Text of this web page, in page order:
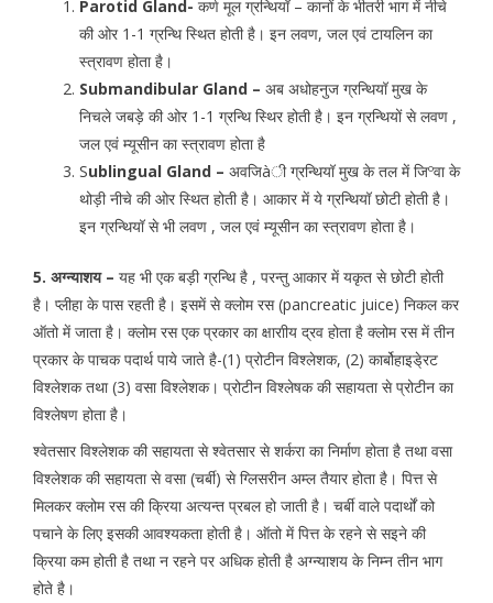
Parotid Gland- कर्ण मूल ग्रन्थियॉ – कानों के भीतरी भाग में नीचे
की ओर 1-1 ग्रन्थि स्थित होती है। इन लवण, जल एवं टायलिन का
स्त्रावण होता है।
Submandibular Gland – अब अधोहनुज ग्रन्थियॉ मुख के
निचले जबड़े की ओर 1-1 ग्रन्थि स्थिर होती है। इन ग्रन्थियों से लवण ,
जल एवं म्यूसीन का स्त्रावण होता है
Sublingual Gland – अवजिàी ग्रन्थियॉ मुख के तल में जिºवा के
थोड़ी नीचे की ओर स्थित होती है। आकार में ये ग्रन्थियॉ छोटी होती है।
इन ग्रन्थियॉ से भी लवण , जल एवं म्यूसीन का स्त्रावण होता है।
5. अग्न्याशय – यह भी एक बड़ी ग्रन्थि है , परन्तु आकार में यकृत से छोटी होती
है। प्लीहा के पास रहती है। इसमें से क्लोम रस (pancreatic juice) निकल कर
ऑतो में जाता है। क्लोम रस एक प्रकार का क्षाराीय द्रव होता है क्लोम रस में तीन
प्रकार के पाचक पदार्थ पाये जाते है-(1) प्रोटीन विश्लेशक, (2) कार्बोहाइडे्रट
विश्लेशक तथा (3) वसा विश्लेशक। प्रोटीन विश्लेषक की सहायता से प्रोटीन का
विश्लेषण होता है।
श्वेतसार विश्लेशक की सहायता से श्वेतसार से शर्करा का निर्माण होता है तथा वसा
विश्लेशक की सहायता से वसा (चर्बी) से ग्लिसरीन अम्ल तैयार होता है। पित्त से
मिलकर क्लोम रस की क्रिया अत्यन्त प्रबल हो जाती है। चर्बी वाले पदार्थों को
पचाने के लिए इसकी आवश्यकता होती है। ऑतो में पित्त के रहने से सइने की
क्रिया कम होती है तथा न रहने पर अधिक होती है अग्न्याशय के निम्न तीन भाग
होते है।